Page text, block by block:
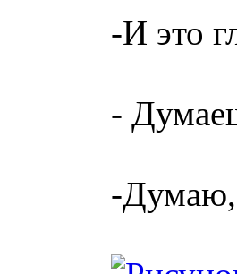
-И это
-
-Думаю,